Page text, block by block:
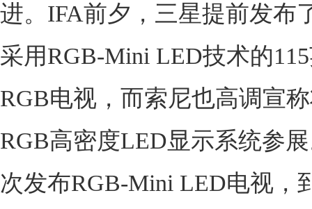
进。IFA前夕，三星提前发布
采用RGB-Mini LED技术的
RGB电视，而索尼也高调宣
RGB高密度LED显示系统参
次发布RGB-Mini LED电视，